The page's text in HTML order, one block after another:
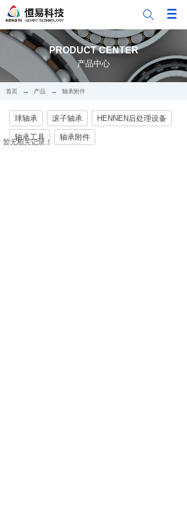
PRODUCT CENTER
产品中心
首页 → 产品 → 轴承附件
球轴承 滚子轴承 HENNEN后处理设备
轴承工具 轴承附件
暂无相关记录！